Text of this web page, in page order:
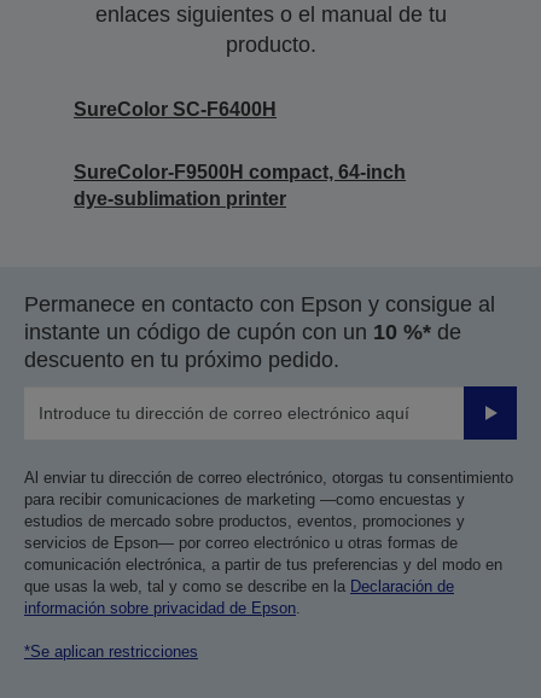
enlaces siguientes o el manual de tu
producto.
SureColor SC-F6400H
SureColor-F9500H compact, 64-inch
dye-sublimation printer
Permanece en contacto con Epson y consigue al
instante un código de cupón con un 10 %* de
descuento en tu próximo pedido.
Enviar
Al enviar tu dirección de correo electrónico, otorgas tu consentimiento
para recibir comunicaciones de marketing —como encuestas y
estudios de mercado sobre productos, eventos, promociones y
servicios de Epson— por correo electrónico u otras formas de
comunicación electrónica, a partir de tus preferencias y del modo en
que usas la web, tal y como se describe en la Declaración de
información sobre privacidad de Epson
*Se aplican restricciones